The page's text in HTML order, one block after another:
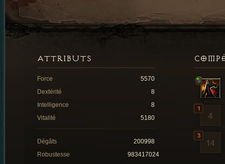
ATTRIBUTS
Force
5570
Dextérité
8
Intelligence
8
Vitalité
5180
Dégâts
200998
Robustesse
983417024